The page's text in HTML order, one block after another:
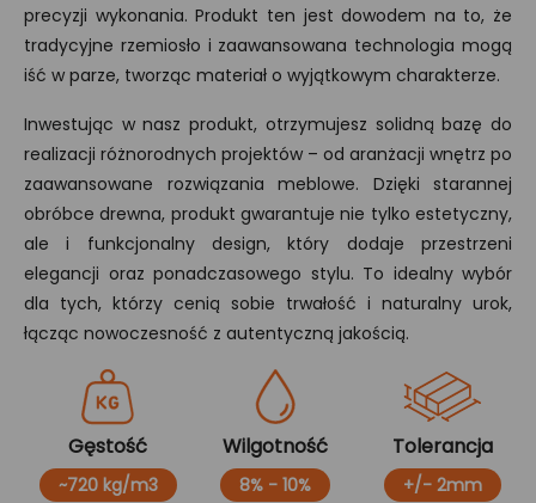
precyzji wykonania. Produkt ten jest dowodem na to, że
tradycyjne rzemiosło i zaawansowana technologia mogą
iść w parze, tworząc materiał o wyjątkowym charakterze.
Inwestując w nasz produkt, otrzymujesz solidną bazę do
realizacji różnorodnych projektów – od aranżacji wnętrz po
zaawansowane rozwiązania meblowe. Dzięki starannej
obróbce drewna, produkt gwarantuje nie tylko estetyczny,
ale i funkcjonalny design, który dodaje przestrzeni
elegancji oraz ponadczasowego stylu. To idealny wybór
dla tych, którzy cenią sobie trwałość i naturalny urok,
łącząc nowoczesność z autentyczną jakością.
Gęstość
~720 kg/m3
Wilgotność
8% - 10%
Tolerancja
+/- 2mm